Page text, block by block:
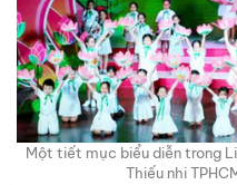
Một tiết mục biểu diễn trong
Thiếu nhi